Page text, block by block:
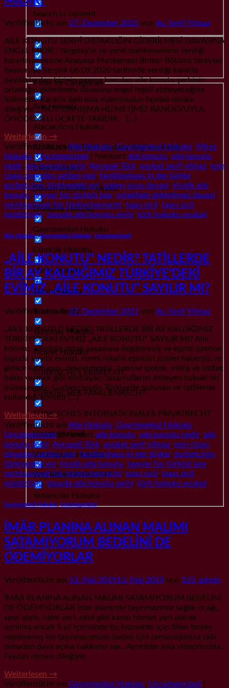
Search in content
Filter by Categories
Aile Hukuku
Alacak/İcra Hukuku
ALMAN HUKUKU (Sadece Bilgilendirme)
Ceza Hukuku
Dövizli Askerlik Hukuku
Emeklilik Hukuku
Gayrımenkul Hukuku
Gümrük Hukuku
Miras Hukuku
Şahıs Hukuku
Tanıma Tenfiz
Tazminat Hukuku
Ticaret Hukuku
TÜRKISCHES ERBRECHT
TÜRKISCHES FAMILIENRECHT
TÜRKISCHES INTERNATIONALES PRIVATRECHT
Uncategorized
Vatandaşlık Hukuku
WEHRDIENSTRECHT
Yabancılar Hukuku
Veröffentlicht am 27. Dezember 2021 von Av. Serif Yilmaz
AİLE KONUTU ŞERHİ ORTAKLIĞIN GİDERİLMESİ DAVASINA
ENGEL MİDİR? Yargıtay’ın ve yerel mahkemelerin verdiği
kararların aksine Anayasa Mahkemesi Birinci Bölümü bireysel
başvuruya karşılık 06.09.2020 tarihinde verdiği kararla
paydaşlardan birinin payına konulan aile konutu şerhinin
ortaklığın giderilmesi davasına engel teşkil etmeyeceğine
hükmetti. Kararla ilgili kısa videomuzun faydalı olması
dileğiyle… NOT: DANIŞMA HİZMETİMİZ RANDEVUYLA
ÖNÖDEMELİ ÜCRETE TABİDİR. […]
Weiterlesen →
Veröffentlicht amAile Hukuku,Gayrımenkul Hukuku, Miras
Hukuku,Uncategorized Markiert aile konutu, aile konutu
nedir, aile konutu şerhi, Avrupali Türk, avukat serif yilmaz, esin
rizası olmadan satilan mal , familienhaus in der türkei,
gurbetcinin türkiyedeki evi,izaleyi suyu davasi, kiralik aile
konutu, lawyer for türkish law, ortakligin giderilmesi davasi,
rechtsanwalt für türkischesrecht, tapu sicil , tapu sicil
müdürlügü, tapuda aile konutu serhi, türk hukuku avukat
Aile Hukuku,Gayrımenkul Hukuku Uncategorized
„AİLE KONUTU“ NEDİR? TATİLLERDE
BİR AY KALDIĞIMIZ TÜRKİYE’DEKİ
EVİMİZ „AİLE KONUTU“ SAYILIR MI?
Veröffentlicht am27. Dezember 2021 von Av. Serif Yilmaz
„AİLE KONUTU“ NEDİR? TATİLLERDE BİR AY KALDIĞIMIZ
TÜRKİYE’DEKİ EVİMİZ „AİLE KONUTU“ SAYILIR MI? Aile
konutu, ailenizin ortak yaşamına özgülenmiş ve eşiniz üzerine
tapuda kayıtlı evinizi, resmi nikahlı eşinizin sizden habersiz ve
gizlice satmasını, devretmesini, üzerine ipotek, intifa ve irtifak
hakkı vermek gibi kısıtlayacı tasarruflarını önleyen hukuki bir
müessesedir. Gurbetçimizin Türkiye’de bulunan ve tatillerde
kullandığı konutu […]
Weiterlesen→
Veröffentlicht am Aile Hukuku, Gayrımenkul Hukuku,
Uncategorized |Markiert aile konutu, aile konutu nedir, aile
konutu şerhi, Avrupali Türk, avukat serif yilmaz, esin rizası
olmadan satilan mal ,familienhaus in der türkei, gurbetcinin
türkiyedeki evi, kiralik aile konutu, lawyer for türkish law,
rechtsanwalt für türkischesrecht, tapu sicil , tapu sicil
müdürlügü, tapuda aile konutu serhi, türk hukuku avukat
Gayrımenkul Hukuku Uncategorized
İMÂR PLANINA ALINAN MALIMI
SATAMIYORUM BEDELİNİ DE
ÖDEMİYORLAR
Veröffentlicht am 13. Mai 201913. Mai 2019 von 123_admin
İMÂR PLANINA ALINAN MALIMI SATAMIYORUM BEDELİNİ
DE ÖDEMİYORLAR İmar planında taşınmazımız sağlık ocağı,
spor alanı, cami yeri, okul gibi kamu hizmet yeri olarak
ayrılmış ancak 5 yıl içerisinde bu hizmetler için fiilen birşey
yapılmamış ise taşınmazımızın bedeli için zamanaşımına tabi
olmadan dava açma hakkımız var.. Ayrıntılar kısa videomuzda..
Faydalı olması dileğiyle..
Weiterlesen →
Veröffentlicht am Gayrımenkul Hukuku, Uncategorized